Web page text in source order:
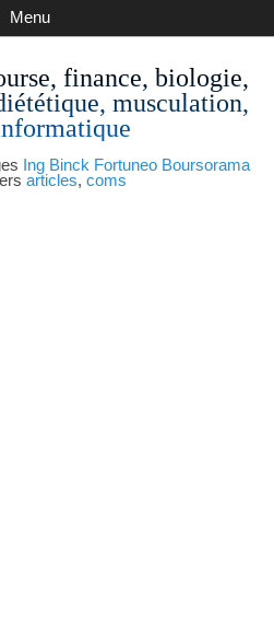
finance, biologie,
musculation,
Ing Binck Fortuneo Boursorama
articles, coms
Menu